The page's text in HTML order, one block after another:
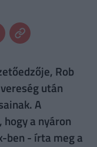
Rob
után
A
a nyáron
ben - írta meg a